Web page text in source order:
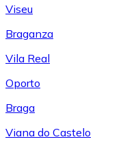
Viseu
Braganza
Vila Real
Oporto
Braga
Viana do Castelo